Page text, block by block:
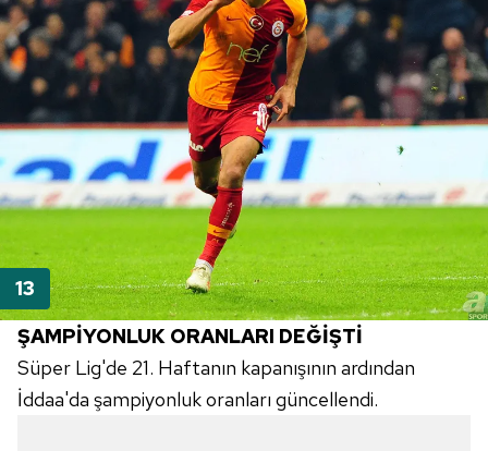
ŞAMPİYONLUK ORANLARI DEĞİŞTİ
Süper Lig'de 21. Haftanın kapanışının ardından
İddaa'da şampiyonluk oranları güncellendi.